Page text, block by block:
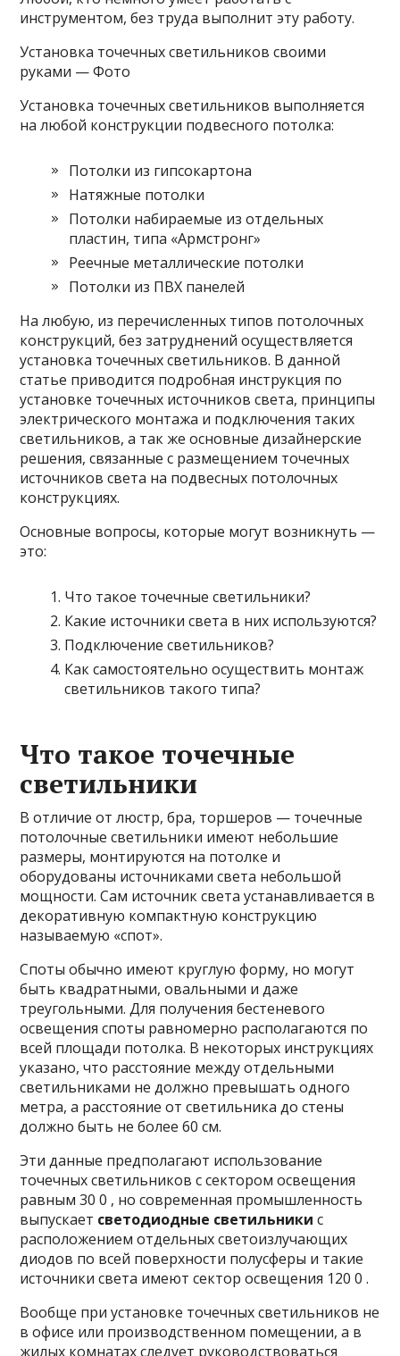
инструментом, без труда выполнит эту работу.
Установка точечных светильников своими
руками — Фото
Установка точечных светильников выполняется
на любой конструкции подвесного потолка:
Потолки из гипсокартона
Натяжные потолки
Потолки набираемые из отдельных
пластин, типа «Армстронг»
Реечные металлические потолки
Потолки из ПВХ панелей
На любую, из перечисленных типов потолочных
конструкций, без затруднений осуществляется
установка точечных светильников. В данной
статье приводится подробная инструкция по
установке точечных источников света, принципы
электрического монтажа и подключения таких
светильников, а так же основные дизайнерские
решения, связанные с размещением точечных
источников света на подвесных потолочных
конструкциях.
Основные вопросы, которые могут возникнуть —
это:
Что такое точечные светильники?
Какие источники света в них используются?
Подключение светильников?
Как самостоятельно осуществить монтаж
светильников такого типа?
Что такое точечные
светильники
В отличие от люстр, бра, торшеров — точечные
потолочные светильники имеют небольшие
размеры, монтируются на потолке и
оборудованы источниками света небольшой
мощности. Сам источник света устанавливается в
декоративную компактную конструкцию
называемую «спот».
Споты обычно имеют круглую форму, но могут
быть квадратными, овальными и даже
треугольными. Для получения бестеневого
освещения споты равномерно располагаются по
всей площади потолка. В некоторых инструкциях
указано, что расстояние между отдельными
светильниками не должно превышать одного
метра, а расстояние от светильника до стены
должно быть не более 60 см.
Эти данные предполагают использование
точечных светильников с сектором освещения
равным 30 0 , но современная промышленность
выпускает светодиодные светильникис
расположением отдельных светоизлучающих
диодов по всей поверхности полусферы и такие
источники света имеют сектор освещения 120 0 .
Вообще при установке точечных светильников не
в офисе или производственном помещении, а в
жилых комнатах следует руководствоваться